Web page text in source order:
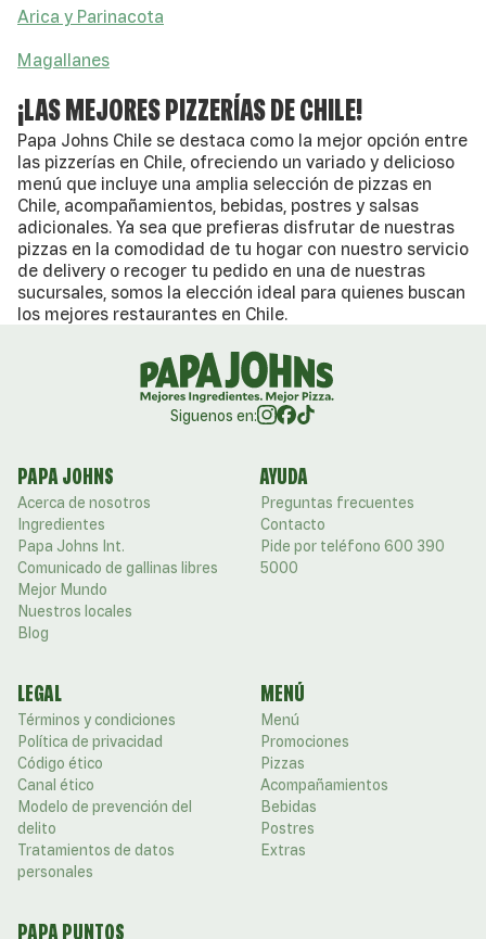
Arica y Parinacota
Magallanes
¡LAS MEJORES PIZZERÍAS DE CHILE!
Papa Johns Chile se destaca como la mejor opción entre
las pizzerías en Chile, ofreciendo un variado y delicioso
menú que incluye una amplia selección de pizzas en
Chile, acompañamientos, bebidas, postres y salsas
adicionales. Ya sea que prefieras disfrutar de nuestras
pizzas en la comodidad de tu hogar con nuestro servicio
de delivery o recoger tu pedido en una de nuestras
sucursales, somos la elección ideal para quienes buscan
los mejores restaurantes en Chile.
Siguenos en:
PAPA JOHNS
Acerca de nosotros
Ingredientes
Papa Johns Int.
Comunicado de gallinas libres
Mejor Mundo
Nuestros locales
Blog
AYUDA
Preguntas frecuentes
Contacto
Pide por teléfono 600 390
5000
LEGAL
Términos y condiciones
Política de privacidad
Código ético
Canal ético
Modelo de prevención del
delito
Tratamientos de datos
personales
MENÚ
Menú
Promociones
Pizzas
Acompañamientos
Bebidas
Postres
Extras
PAPA PUNTOS